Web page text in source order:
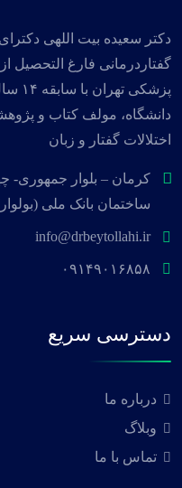
دکتر سعیده بیت اللهی
گفتاردرمانی فارغ التحصیل
دانشگاه، مولف کتاب و
اختلالات گفتار و زبان
کرمان – بلوار جمهوری-
ساختمان بانک ملی
info@drbeytollahi.ir
۰۹۱۴۹۰۱۶۸۵۸
دسترسی سریع
درباره ما
وبلاگ
تماس با ما